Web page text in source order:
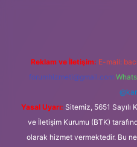
Reklam ve İletişim: E-mail:
forumhizmeti@gmail.com
Yasal Uyarı: Sitemiz, 5651
ve İletişim Kurumu (BTK)
olarak hizmet vermektedir. Bu